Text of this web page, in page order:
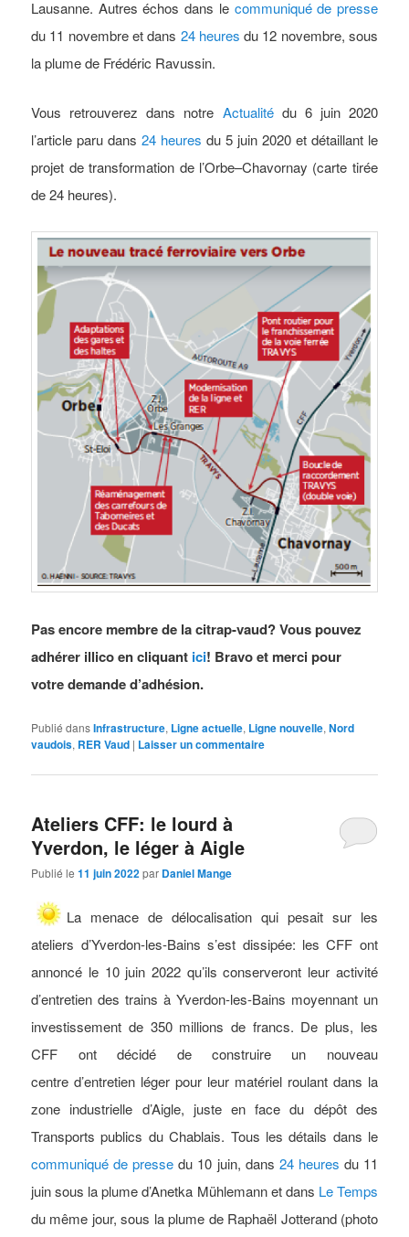
Lausanne. Autres échos dans le communiqué de presse
du 11 novembre et dans 24 heures du 12 novembre, sous
la plume de Frédéric Ravussin.
Vous retrouverez dans notre Actualitédu 6 juin 2020
l’article paru dans24 heures du 5 juin 2020 et détaillant le
projet de transformation de l’Orbe–Chavornay (carte tirée
de 24 heures).
Pas encore membre de la citrap-vaud? Vous pouvez
adhérer illico en cliquant ici! Bravo et merci pour
votre demande d’adhésion.
Publié dansInfrastructure, Ligne actuelle, Ligne nouvelle,Nord
vaudois, RER Vaud | Laisser un commentaire
Ateliers CFF: le lourd à
Yverdon, le léger à Aigle
Publié le11 juin 2022par Daniel Mange
La menace de délocalisation qui pesait sur les
ateliers d’Yverdon-les-Bains s’est dissipée: les CFF ont
annoncé le 10 juin 2022 qu’ils conserveront leur activité
d’entretien des trains à Yverdon-les-Bains moyennant un
investissement de 350 millions de francs. De plus, les
CFF ont décidé de construire un nouveau
centre d’entretien léger pour leur matériel roulant dans la
zone industrielle d’Aigle, juste en face du dépôt des
Transports publics du Chablais. Tous les détails dans le
communiqué de presse du 10 juin, dans 24 heures du 11
juin sous la plume d’Anetka Mühlemann et dans Le Temps
du même jour, sous la plume de Raphaël Jotterand (photo